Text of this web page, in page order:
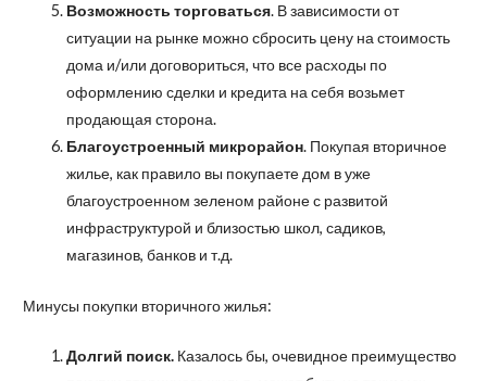
Возможность торговаться. В зависимости от
ситуации на рынке можно сбросить цену на стоимость
дома и/или договориться, что все расходы по
оформлению сделки и кредита на себя возьмет
продающая сторона.
Благоустроенный микрорайон. Покупая вторичное
жилье, как правило вы покупаете дом в уже
благоустроенном зеленом районе с развитой
инфраструктурой и близостью школ, садиков,
магазинов, банков и т.д.
Минусы покупки вторичного жилья:
Долгий поиск. Казалось бы, очевидное преимущество